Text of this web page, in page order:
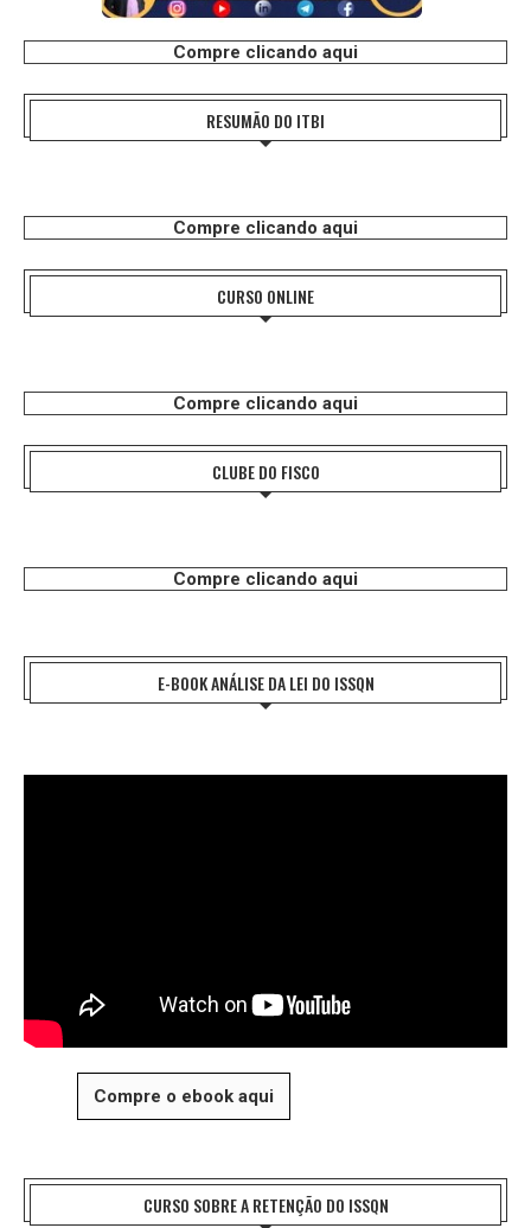
Compre clicando aqui
RESUMÃO DO ITBI
Compre clicando aqui
CURSO ONLINE
Compre clicando aqui
CLUBE DO FISCO
Compre clicando aqui
E-BOOK ANÁLISE DA LEI DO ISSQN
Compre o ebook aqui
CURSO SOBRE A RETENÇÃO DO ISSQN